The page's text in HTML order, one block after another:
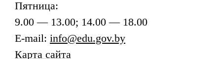
Пятница:
9.00 — 13.00; 14.00 — 18.00
E-mail: info@edu.gov.by
Карта сайта